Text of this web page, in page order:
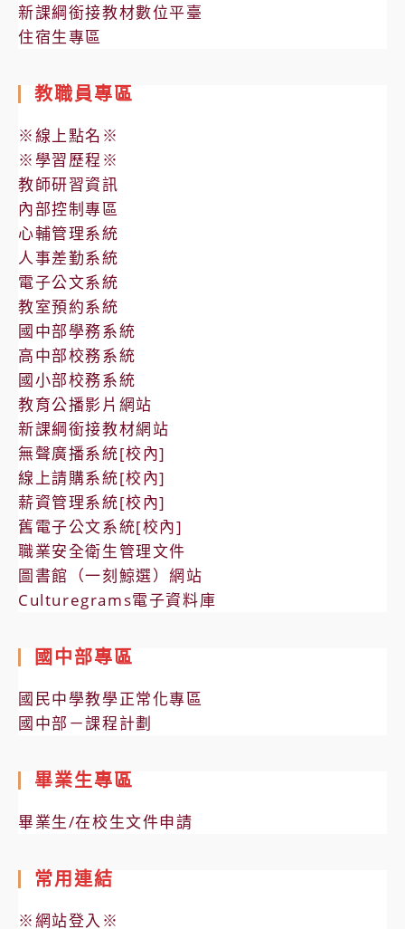
新課綱銜接教材數位平臺
住宿生專區
教職員專區
※線上點名※
※學習歷程※
教師研習資訊
內部控制專區
心輔管理系統
人事差勤系統
電子公文系統
教室預約系統
國中部學務系統
高中部校務系統
國小部校務系統
教育公播影片網站
新課綱銜接教材網站
無聲廣播系統[校內]
線上請購系統[校內]
薪資管理系統[校內]
舊電子公文系統[校內]
職業安全衛生管理文件
圖書館（一刻鯨選）網站
Culturegrams電子資料庫
國中部專區
國民中學教學正常化專區
國中部－課程計劃
畢業生專區
畢業生/在校生文件申請
常用連結
※網站登入※